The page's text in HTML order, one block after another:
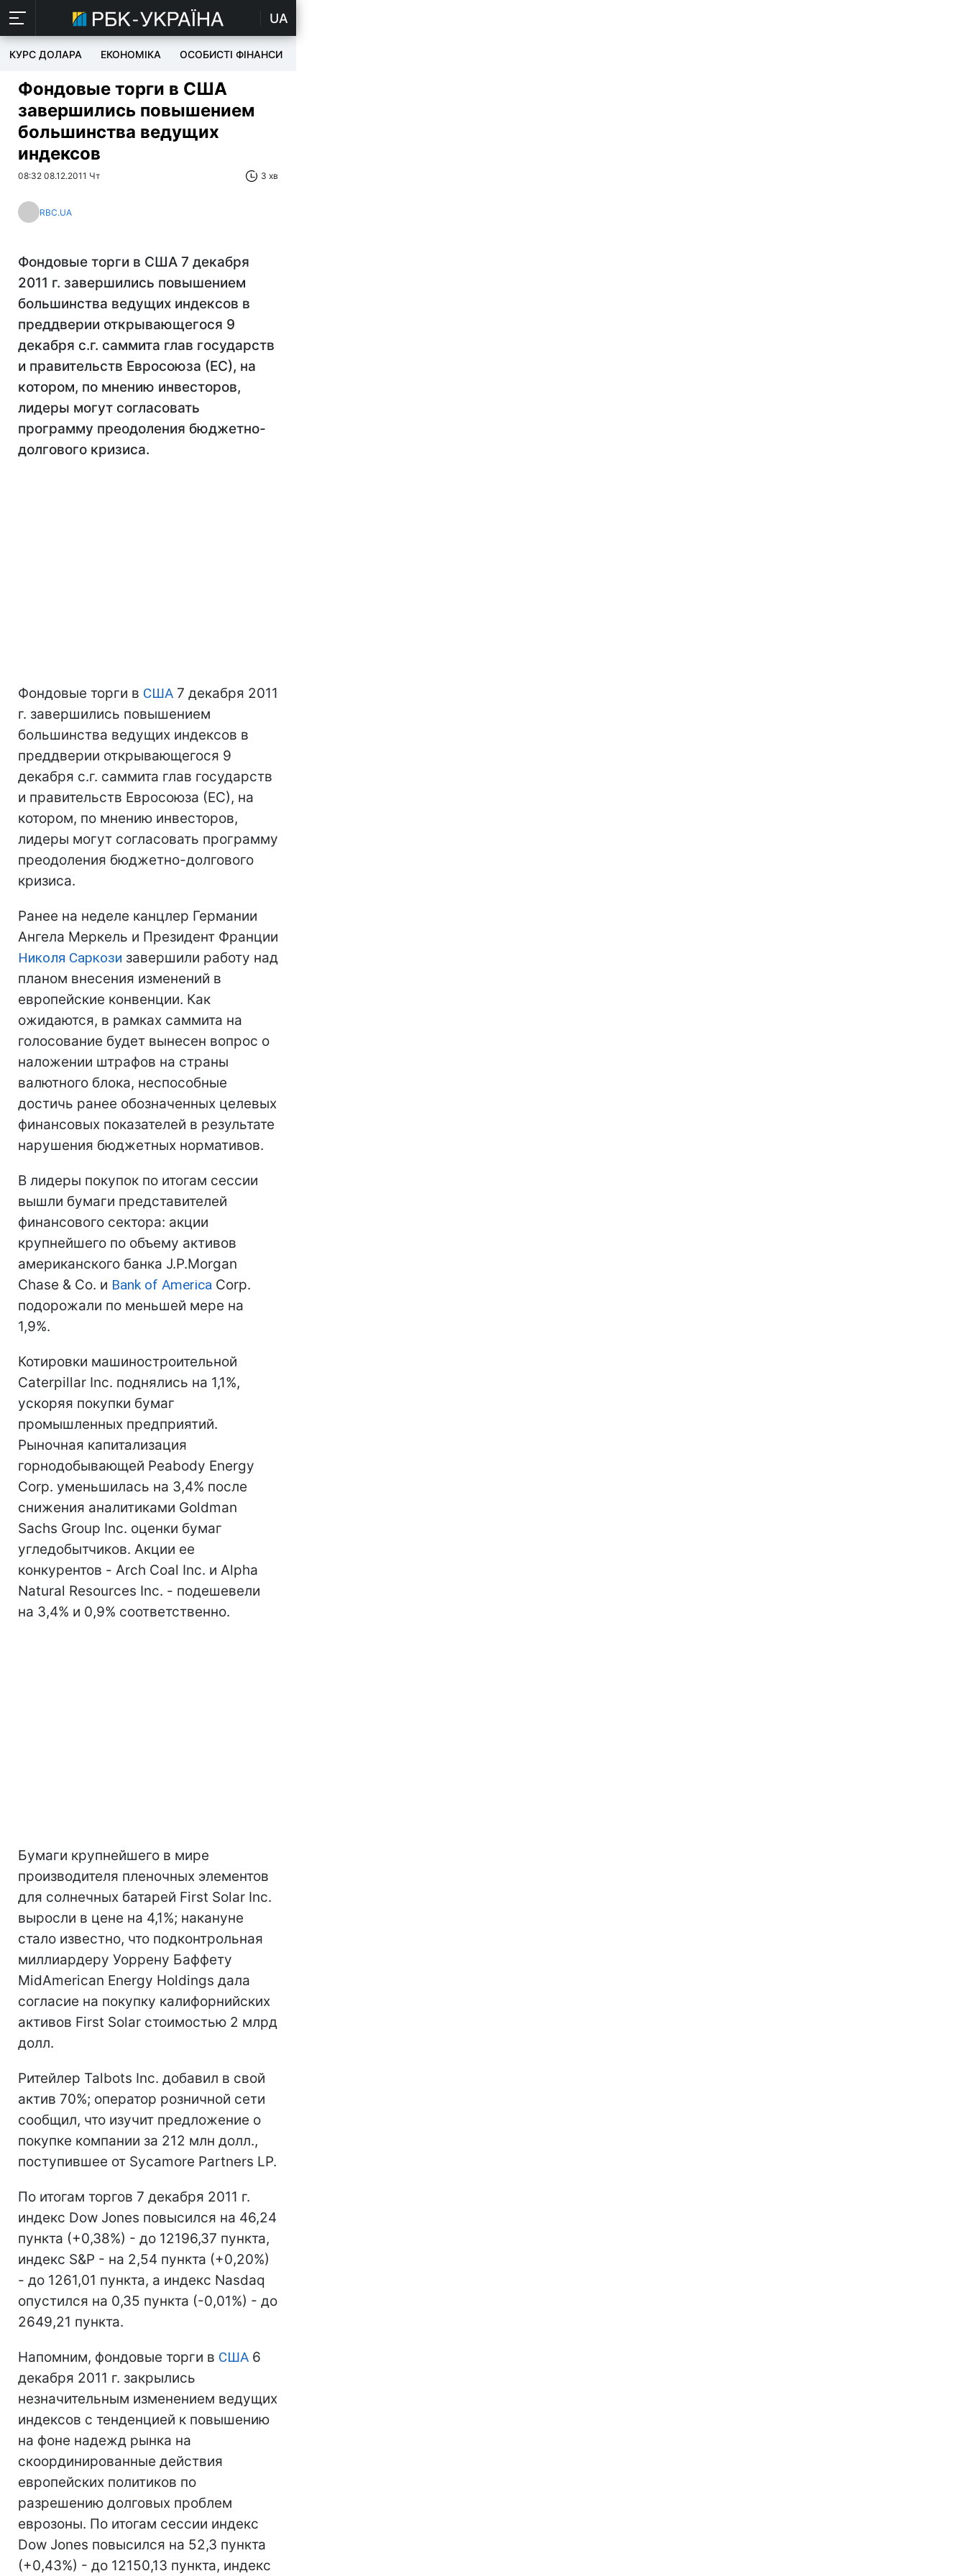
UA
КУРС ДОЛАРА ЕКОНОМІКА ОСОБИСТІ ФІНАНСИ
Фондовые торги в США
завершились повышением
большинства ведущих
индексов
08:32 08.12.2011 Чт 3 хв
RBC.UA
Фондовые торги в США 7 декабря
2011 г. завершились повышением
большинства ведущих индексов в
преддверии открывающегося 9
декабря с.г. саммита глав государств
и правительств Евросоюза (ЕС), на
котором, по мнению инвесторов,
лидеры могут согласовать
программу преодоления бюджетно-
долгового кризиса.
Фондовые торги в США 7 декабря 2011
г. завершились повышением
большинства ведущих индексов в
преддверии открывающегося 9
декабря с.г. саммита глав государств
и правительств Евросоюза (ЕС), на
котором, по мнению инвесторов,
лидеры могут согласовать программу
преодоления бюджетно-долгового
кризиса.
Ранее на неделе канцлер Германии
Ангела Меркель и Президент Франции
Николя Саркози завершили работу над
планом внесения изменений в
европейские конвенции. Как
ожидаются, в рамках саммита на
голосование будет вынесен вопрос о
наложении штрафов на страны
валютного блока, неспособные
достичь ранее обозначенных целевых
финансовых показателей в результате
нарушения бюджетных нормативов.
В лидеры покупок по итогам сессии
вышли бумаги представителей
финансового сектора: акции
крупнейшего по объему активов
американского банка J.P.Morgan
Chase & Co. и Bank of America Corp.
подорожали по меньшей мере на
1,9%.
Котировки машиностроительной
Caterpillar Inc. поднялись на 1,1%,
ускоряя покупки бумаг
промышленных предприятий.
Рыночная капитализация
горнодобывающей Peabody Energy
Corp. уменьшилась на 3,4% после
снижения аналитиками Goldman
Sachs Group Inc. оценки бумаг
угледобытчиков. Акции ее
конкурентов - Arch Coal Inc. и Alpha
Natural Resources Inc. - подешевели
на 3,4% и 0,9% соответственно.
Бумаги крупнейшего в мире
производителя пленочных элементов
для солнечных батарей First Solar Inc.
выросли в цене на 4,1%; накануне
стало известно, что подконтрольная
миллиардеру Уоррену Баффету
MidAmerican Energy Holdings дала
согласие на покупку калифорнийских
активов First Solar стоимостью 2 млрд
долл.
Ритейлер Talbots Inc. добавил в свой
актив 70%; оператор розничной сети
сообщил, что изучит предложение о
покупке компании за 212 млн долл.,
поступившее от Sycamore Partners LP.
По итогам торгов 7 декабря 2011 г.
индекс Dow Jones повысился на 46,24
пункта (+0,38%) - до 12196,37 пункта,
индекс S&P - на 2,54 пункта (+0,20%)
- до 1261,01 пункта, а индекс Nasdaq
опустился на 0,35 пункта (-0,01%) - до
2649,21 пункта.
Напомним, фондовые торги в США 6
декабря 2011 г. закрылись
незначительным изменением ведущих
индексов с тенденцией к повышению
на фоне надежд рынка на
скоординированные действия
европейских политиков по
разрешению долговых проблем
еврозоны. По итогам сессии индекс
Dow Jones повысился на 52,3 пункта
(+0,43%) - до 12150,13 пункта, индекс